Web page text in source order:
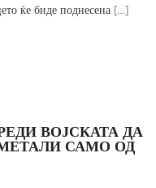
ќе биде поднесена […]
ВОЈСКАТА ДА
САМО ОД